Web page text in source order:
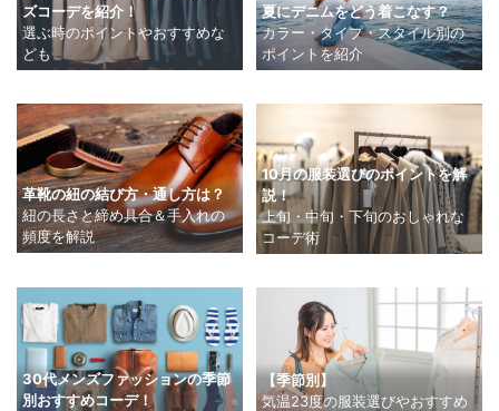
ズコーデを紹介！
選ぶ時のポイントやおすすめな
ども
夏にデニムをどう着こなす？
カラー・タイプ・スタイル別の
ポイントを紹介
革靴の紐の結び方・通し方は？
紐の長さと締め具合＆手入れの
頻度を解説
10月の服装選びのポイントを解
説！
上旬・中旬・下旬のおしゃれな
コーデ術
30代メンズファッションの季節
別おすすめコーデ！
【季節別】
気温23度の服装選びやおすすめ